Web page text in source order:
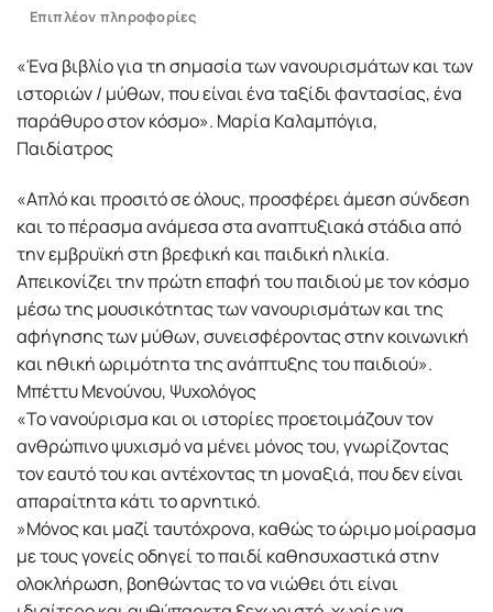
Επιπλέον πληροφορίες
«Ένα βιβλίο για τη σηµασία των νανουρισµάτων και των
ιστοριών / µύθων, που είναι ένα ταξίδι φαντασίας, ένα
παράθυρο στον κόσµο». Μαρία Καλαµπόγια,
Παιδίατρος
«Απλό και προσιτό σε όλους, προσφέρει άµεση σύνδεση
και το πέρασµα ανάµεσα στα αναπτυξιακά στάδια από
την εµβρυϊκή στη βρεφική και παιδική ηλικία.
Απεικονίζει την πρώτη επαφή του παιδιού µε τον κόσµο
µέσω της µουσικότητας των νανουρισµάτων και της
αφήγησης των µύθων, συνεισφέροντας στην κοινωνική
και ηθική ωριµότητα της ανάπτυξης του παιδιού».
Μπέττυ Μενούνου, Ψυχολόγος
«Το νανούρισµα και οι ιστορίες προετοιµάζουν τον
ανθρώπινο ψυχισµό να µένει µόνος του, γνωρίζοντας
τον εαυτό του και αντέχοντας τη µοναξιά, που δεν είναι
απαραίτητα κάτι το αρνητικό.
»Μόνος και µαζί ταυτόχρονα, καθώς το ώριµο µοίρασµα
µε τους γονείς οδηγεί το παιδί καθησυχαστικά στην
ολοκλήρωση, βοηθώντας το να νιώθει ότι είναι